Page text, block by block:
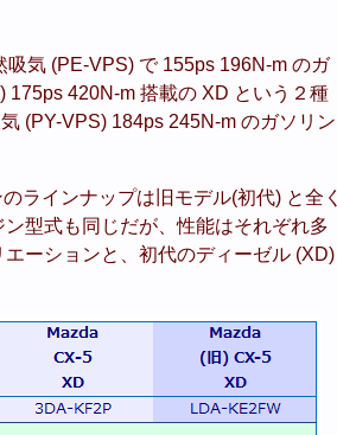
気 (PE-VPS) で 155ps 196N-m のガ
175ps 420N-m 搭載の XD という２種
(PY-VPS) 184ps 245N-m のガソリン
ラインナップは旧モデル(初代) と全く
型式も同じだが、性能はそれぞれ多
ーションと、初代のディーゼル (XD)